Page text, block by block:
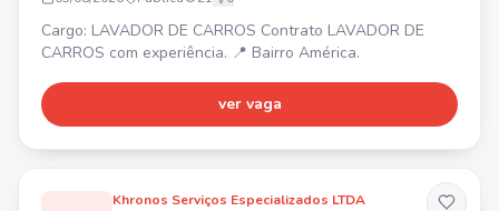
Cargo: LAVADOR DE CARROS Contrato LAVADOR DE
CARROS com experiência. 📍 Bairro América.
ver vaga
Khronos Serviços Especializados LTDA